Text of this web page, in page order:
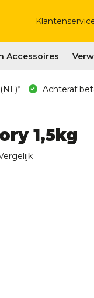
Accessoires
Achteraf
1,5kg